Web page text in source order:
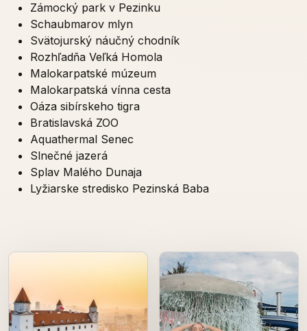
Zámocký park v Pezinku
Schaubmarov mlyn
Svätojurský náučný chodník
Rozhľadňa Veľká Homola
Malokarpatské múzeum
Malokarpatská vínna cesta
Oáza sibírskeho tigra
Bratislavská ZOO
Aquathermal Senec
Slnečné jazerá
Splav Malého Dunaja
Lyžiarske stredisko Pezinská Baba